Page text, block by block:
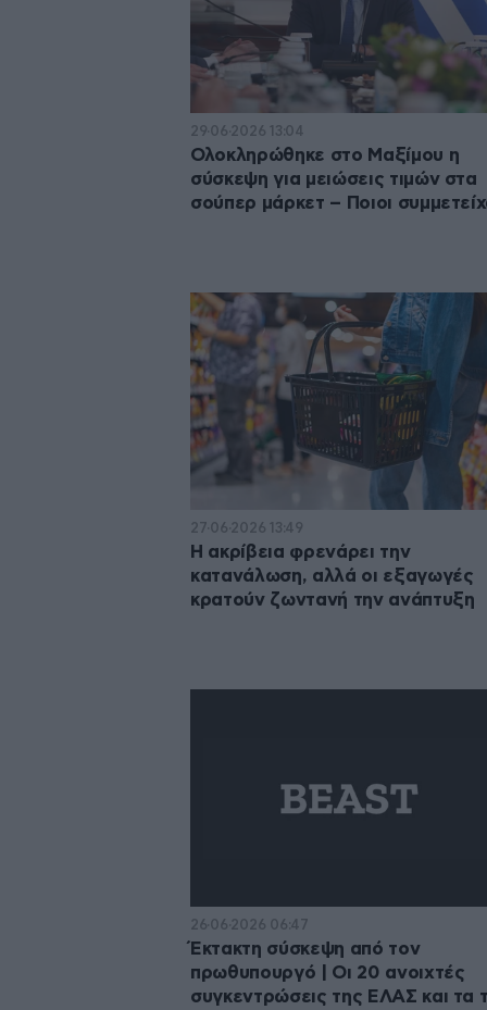
29·06·2026 13:04
Ολοκληρώθηκε στο Μαξίμου η
σύσκεψη για μειώσεις τιμών στα
σούπερ μάρκετ – Ποιοι
27·06·2026 13:49
Η ακρίβεια φρενάρει την
κατανάλωση, αλλά οι εξαγωγές
κρατούν ζωντανή την ανάπτυξη
26·06·2026 06:47
Έκτακτη σύσκεψη από τον
πρωθυπουργό | Οι 20 ανοιχτές
συγκεντρώσεις της ΕΛΑΣ και τα